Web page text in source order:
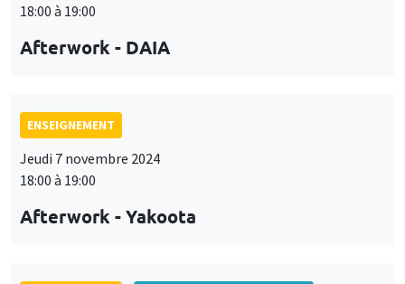
18:00 à 19:00
Afterwork - DAIA
ENSEIGNEMENT
Jeudi 7 novembre 2024
18:00 à 19:00
Afterwork - Yakoota